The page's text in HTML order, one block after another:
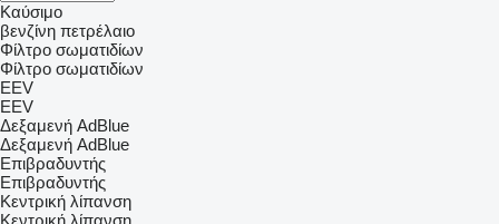
Καύσιμο
βενζίνη πετρέλαιο
Φίλτρο σωματιδίων
Φίλτρο σωματιδίων
EEV
EEV
Δεξαμενή AdBlue
Δεξαμενή AdBlue
Επιβραδυντής
Επιβραδυντής
Κεντρική λίπανση
Κεντρική λίπανση